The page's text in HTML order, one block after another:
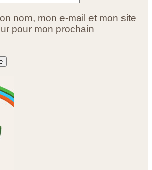
nom, mon e-mail et mon site
pour mon prochain